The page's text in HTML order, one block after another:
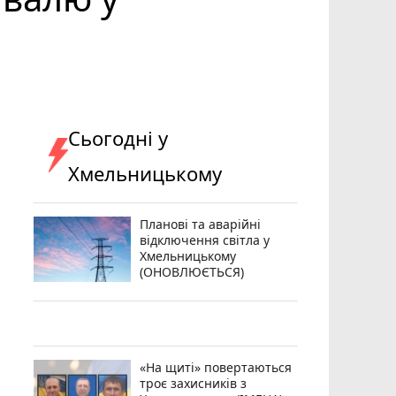
Сьогодні у
Хмельницькому
Планові та аварійні
відключення світла у
Хмельницькому
(ОНОВЛЮЄТЬСЯ)
«На щиті» повертаються
троє захисників з